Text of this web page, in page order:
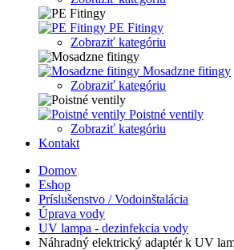
PE Fitingy
Zobraziť kategóriu
Mosadzne fitingy
Zobraziť kategóriu
Poistné ventily
Zobraziť kategóriu
Kontakt
Domov
Eshop
Príslušenstvo / Vodoinštalácia
Úprava vody
UV lampa - dezinfekcia vody
Náhradný elektrický adaptér k UV